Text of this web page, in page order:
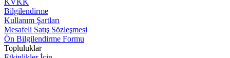
Bilgilendirme
Kullanım Şartları
Mesafeli Satış Sözleşmesi
Ön Bilgilendirme Formu
Topluluklar